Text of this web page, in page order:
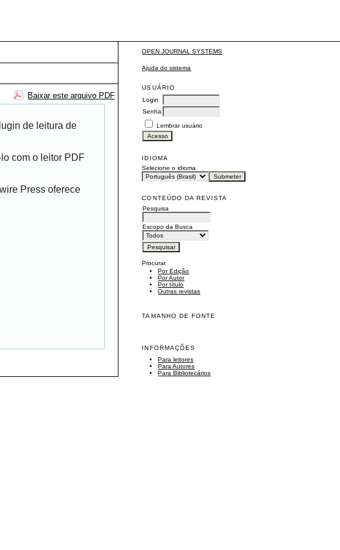
OPEN JOURNAL SYSTEMS
Ajuda do sistema
USUÁRIO
Login
Senha
Lembrar usuário
IDIOMA
Selecione o idioma
CONTEÚDO DA REVISTA
Pesquisa
Escopo da Busca
Procurar
Por Edição
Por Autor
Por título
Outras revistas
TAMANHO DE FONTE
INFORMAÇÕES
Para leitores
Para Autores
Para Bibliotecários
Baixar este arquivo PDF
de leitura de
com o leitor PDF
Press oferece